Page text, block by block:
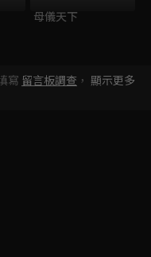
母儀天下
寫 留言板調查 ， 顯示更多